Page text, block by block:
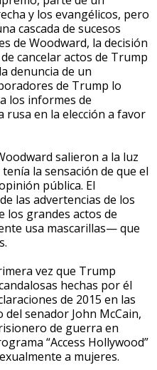
y los evangélicos, pero
cascada de sucesos
de Woodward, la decisión
cancelar actos de Trump
denuncia de un
de Trump lo
los informes de
rusa en la elección a favor
salieron a la luz
la sensación de que el
pública. El
las advertencias de los
los grandes actos de
usa mascarillas— que
vez que Trump
hechas por él
de 2015 en las
senador John McCain,
de guerra en
“Access Hollywood”
a mujeres.